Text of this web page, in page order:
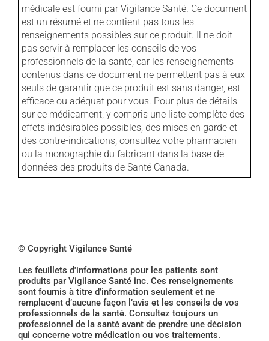
médicale est fourni par Vigilance Santé. Ce document
est un résumé et ne contient pas tous les
renseignements possibles sur ce produit. Il ne doit
pas servir à remplacer les conseils de vos
professionnels de la santé, car les renseignements
contenus dans ce document ne permettent pas à eux
seuls de garantir que ce produit est sans danger, est
efficace ou adéquat pour vous. Pour plus de détails
sur ce médicament, y compris une liste complète des
effets indésirables possibles, des mises en garde et
des contre-indications, consultez votre pharmacien
ou la monographie du fabricant dans la base de
données des produits de Santé Canada.
© Copyright Vigilance Santé
Les feuillets d'informations pour les patients sont
produits par Vigilance Santé inc. Ces renseignements
sont fournis à titre d’information seulement et ne
remplacent d’aucune façon l’avis et les conseils de vos
professionnels de la santé. Consultez toujours un
professionnel de la santé avant de prendre une décision
qui concerne votre médication ou vos traitements.